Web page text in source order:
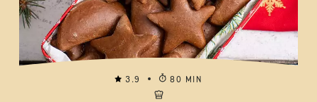
3.9 80 MIN